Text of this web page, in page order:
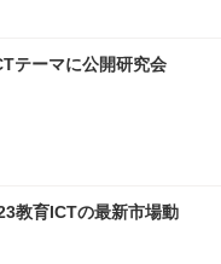
テーマに公開研究会
教育ICTの最新市場動